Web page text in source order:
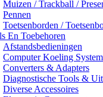
Muizen / Trackball /
Pennen
Toetsenborden /
En Toebehoren
Afstandsbedieningen
Computer Koeling
Converters & Adapters
Diagnostische Tools &
Diverse Accessoires